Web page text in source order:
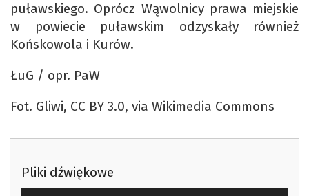
puławskiego. Oprócz Wąwolnicy prawa miejskie
w powiecie puławskim odzyskały również
Końskowola i Kurów.
ŁuG / opr. PaW
Fot. Gliwi, CC BY 3.0, via Wikimedia Commons
Pliki dźwiękowe